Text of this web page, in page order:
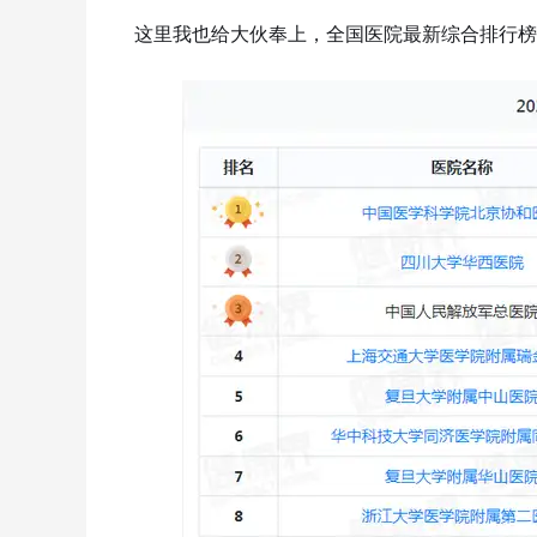
这里我也给大伙奉上，全国医院最新综合排行